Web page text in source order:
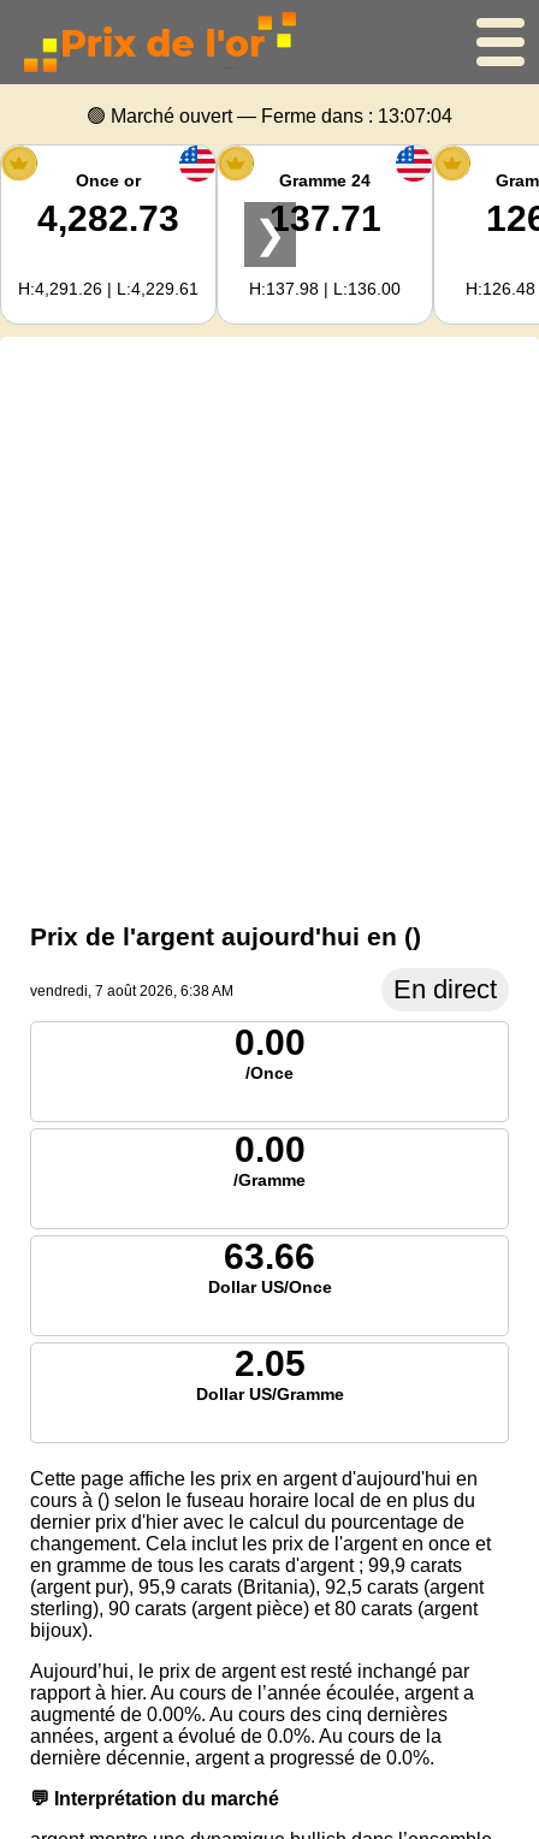
Accueil
Cours de l'or
Cours de l'argent
Calculateur d'or
🟢 Marché ouvert — Ferme dans : 13:07:04
Once or
4,282.73
H:4,291.26 | L:4,229.61
Gramme 24
137.71
H:137.98 | L:136.00
❯
Prix ​​de l'argent aujourd'hui en ()
vendredi, 7 août 2026, 6:38 AM En direct
0.00
/Once
0.00
/Gramme
63.66
Dollar US/Once
2.05
Dollar US/Gramme
Cette page affiche les prix en argent d'aujourd'hui en
cours à () selon le fuseau horaire local de en plus du
dernier prix d'hier avec le calcul du pourcentage de
changement. Cela inclut les prix de l'argent en once et
en gramme de tous les carats d'argent ; 99,9 carats
(argent pur), 95,9 carats (Britania), 92,5 carats (argent
sterling), 90 carats (argent pièce) et 80 carats (argent
bijoux).
Aujourd’hui, le prix de argent est resté inchangé par
rapport à hier. Au cours de l’année écoulée, argent a
augmenté de 0.00%. Au cours des cinq dernières
années, argent a évolué de 0.0%. Au cours de la
dernière décennie, argent a progressé de 0.0%.
💬 Interprétation du marché